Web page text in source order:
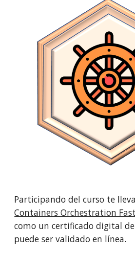
Containers Orchestration
como un certificado digital
puede ser validado en línea.